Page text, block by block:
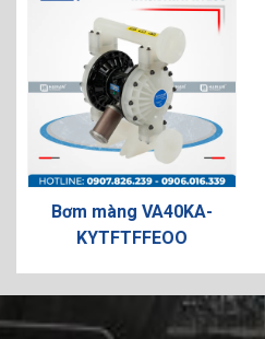
Bơm màng VA40KA-
KYTFTFFEOO